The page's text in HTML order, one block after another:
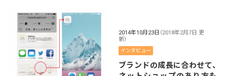
2014年10月23日 （2018年2月7日 更
新）
インタビュー
ブランドの成長に合わせて、